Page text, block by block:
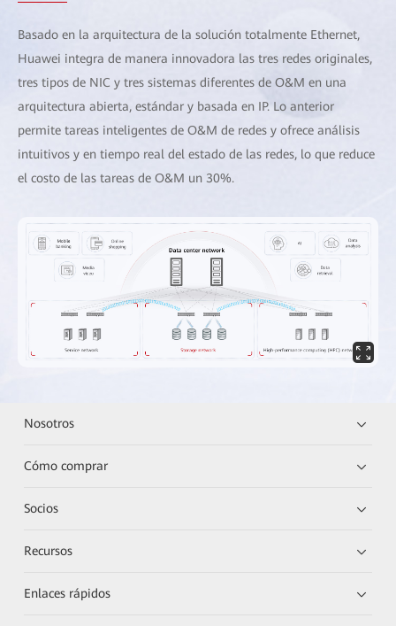
Basado en la arquitectura de la solución totalmente Ethernet,
Huawei integra de manera innovadora las tres redes originales,
tres tipos de NIC y tres sistemas diferentes de O&M en una
arquitectura abierta, estándar y basada en IP. Lo anterior
permite tareas inteligentes de O&M de redes y ofrece análisis
intuitivos y en tiempo real del estado de las redes, lo que reduce
el costo de las tareas de O&M un 30%.
Nosotros
Cómo comprar
Socios
Recursos
Enlaces rápidos